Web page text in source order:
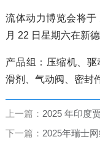
流体动力博览会将于
月 22 日星期六在新
产品组：压缩机、
滑剂、气动阀、密
上一篇： 2025 年印度
下一篇： 2025年瑞士